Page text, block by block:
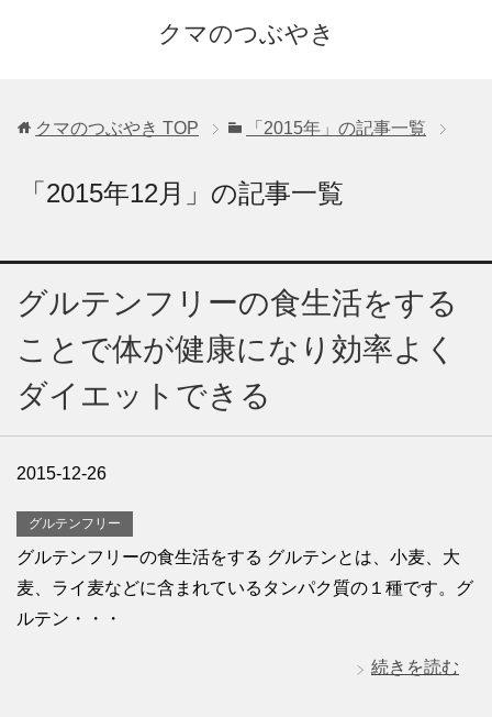
クマのつぶやき
クマのつぶやき TOP 「2015年」の記事一覧
「2015年12月」の記事一覧
グルテンフリーの食生活をする
ことで体が健康になり効率よく
ダイエットできる
2015-12-26
グルテンフリー
グルテンフリーの食生活をする グルテンとは、小麦、大
麦、ライ麦などに含まれているタンパク質の１種です。グ
ルテン・・・
続きを読む